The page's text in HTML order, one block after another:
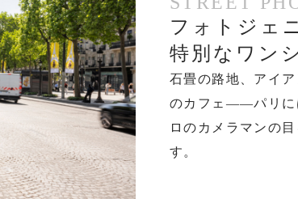
フォトジェ
特別なワン
石畳の路地、アイ
のカフェ――パリに
ロのカメラマンの
す。